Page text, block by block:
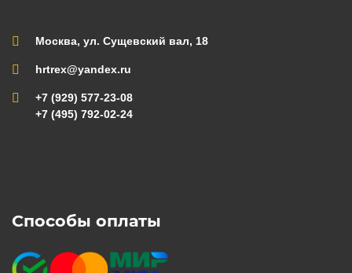
Москва, ул. Сущевский вал, 18
hrtrex@yandex.ru
+7 (929) 577-23-08
+7 (495) 792-02-24
Способы оплаты